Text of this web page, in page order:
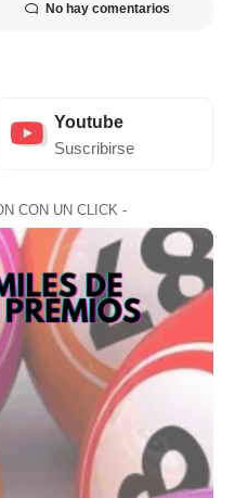
No hay comentarios
Youtube
Suscribirse
CON UN CLICK -